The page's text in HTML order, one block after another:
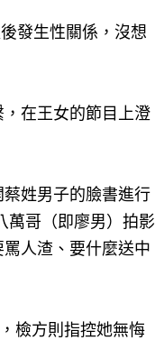
發生性關係，沒想
在王女的節目上澄
姓男子的臉書進行
萬哥（即廖男）拍影
人渣、要什麼送中
檢方則指控她無悔